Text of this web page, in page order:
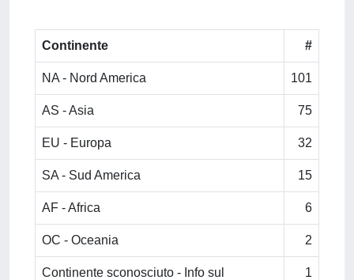
Continente #
NA - Nord America 101
AS - Asia 75
EU - Europa 32
SA - Sud America 15
AF - Africa 6
OC - Oceania 2
Continente sconosciuto - Info sul
1